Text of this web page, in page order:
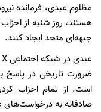
هستند، روز شنبه از
جبهه‌ای متحد ایجاد کنند.
ضرورت تاریخی در
است. از تمام احزاب
صادقانه به درخواست‌های